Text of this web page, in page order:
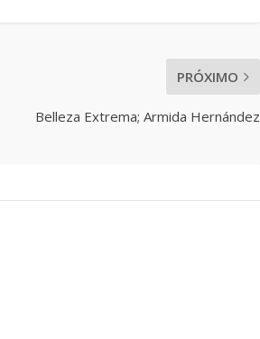
PRÓXIMO
Belleza Extrema; Armida Hernández